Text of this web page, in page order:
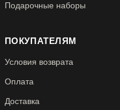
Подарочные наборы
ПОКУПАТЕЛЯМ
Условия возврата
Оплата
Доставка